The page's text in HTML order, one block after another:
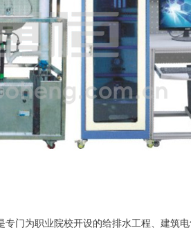
专门为职业院校开设的给排水工程、建筑